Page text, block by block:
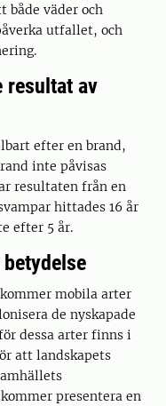
både väder och
utfallet, och
resultat av
efter en brand,
inte påvisas
resultaten från en
hittades 16 år
efter 5 år.
mobila arter
de nyskapade
dessa arter finns i
att landskapets
presentera en